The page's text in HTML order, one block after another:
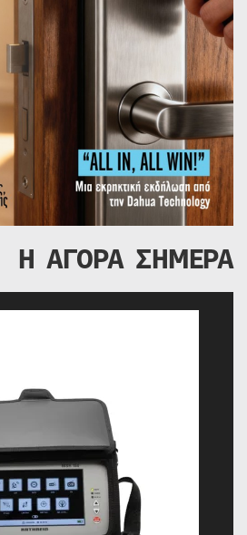
Η ΑΓΟΡΑ ΣΗΜΕΡΑ